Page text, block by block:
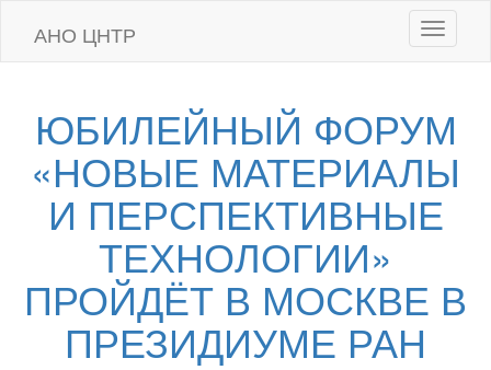
Toggle
АНО ЦНТР
ЮБИЛЕЙНЫЙ ФОРУМ
«НОВЫЕ МАТЕРИАЛЫ
И ПЕРСПЕКТИВНЫЕ
ТЕХНОЛОГИИ»
ПРОЙДЁТ В МОСКВЕ В
ПРЕЗИДИУМЕ РАН